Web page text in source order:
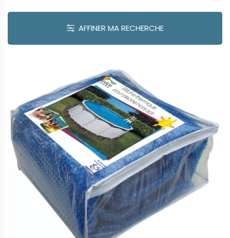
AFFINER MA RECHERCHE